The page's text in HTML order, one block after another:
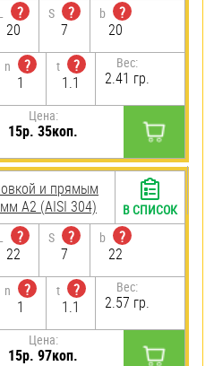
?
20
S
?
7
b
?
20
n
?
1
t
?
1.1
Вес:
2.41 гр.
Цена:
15р. 35коп.
и прямым
А2 (AISI 304)
?
22
S
?
7
b
?
22
n
?
1
t
?
1.1
Вес:
2.57 гр.
Цена:
15р. 97коп.
В СПИСОК